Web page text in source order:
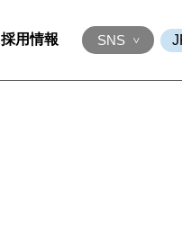
SNS
採用情報